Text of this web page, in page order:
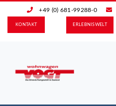
+49 (0) 681-99288-0
ERLEBNIS­WELT
KONTAKT